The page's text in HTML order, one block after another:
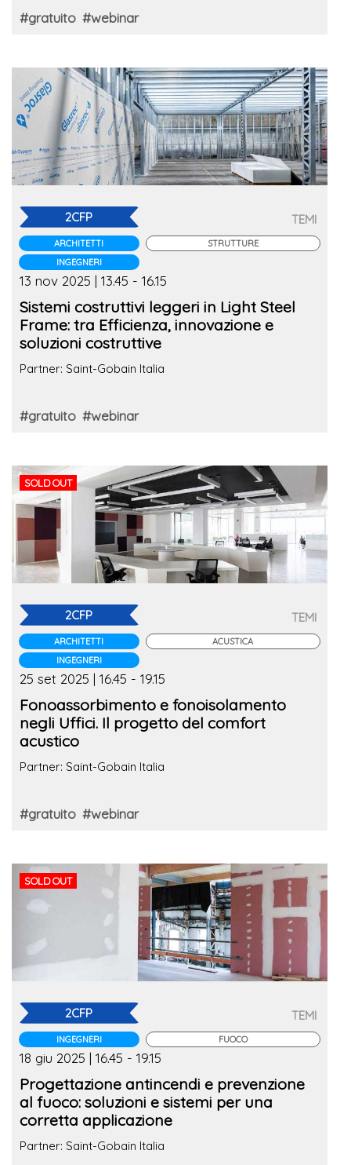
#gratuito #webinar
2CFP
ARCHITETTI
INGEGNERI
TEMI
STRUTTURE
13 nov 2025 | 13.45 - 16.15
Sistemi costruttivi leggeri in Light Steel
Frame: tra Efficienza, innovazione e
soluzioni costruttive
Partner: Saint-Gobain Italia
#gratuito #webinar
SOLD OUT
2CFP
ARCHITETTI
INGEGNERI
TEMI
ACUSTICA
25 set 2025 | 16.45 - 19.15
Fonoassorbimento e fonoisolamento
negli Uffici. Il progetto del comfort
acustico
Partner: Saint-Gobain Italia
#gratuito #webinar
SOLD OUT
2CFP
INGEGNERI
TEMI
FUOCO
18 giu 2025 | 16.45 - 19.15
Progettazione antincendi e prevenzione
al fuoco: soluzioni e sistemi per una
corretta applicazione
Partner: Saint-Gobain Italia